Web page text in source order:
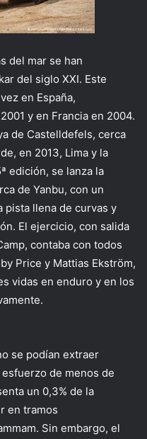
del mar se han
del siglo XXI. Este
en España,
y en Francia en 2004.
de Castelldefels, cerca
en 2013, Lima y la
edición, se lanza la
de Yanbu, con un
pista llena de curvas y
El ejercicio, con salida
contaba con todos
Price y Mattias Ekström,
vidas en enduro y en los
se podían extraer
de menos de
un 0,3% de la
en tramos
Sin embargo, el